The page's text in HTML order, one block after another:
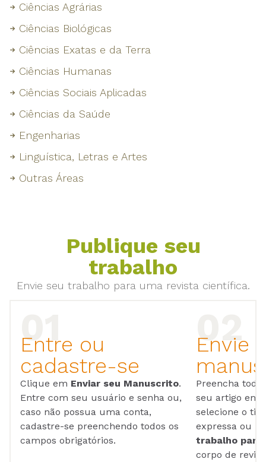
Ciências Agrárias
Ciências Biológicas
Ciências Exatas e da Terra
Ciências Humanas
Ciências Sociais Aplicadas
Ciências da Saúde
Engenharias
Linguística, Letras e Artes
Outras Áreas
Publique seu
trabalho
Envie seu trabalho para uma revista científica.
Entre ou
cadastre-se
Clique em Enviar seu Manuscrito.
Entre com seu usuário e senha ou,
caso não possua uma conta,
cadastre-se preenchendo todos os
campos obrigatórios.
Envie
Preencha
seu artigo em
selecione o
expressa ou
trabalho para
corpo de